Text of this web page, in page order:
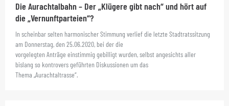
Die Aurachtalbahn – Der „Klügere gibt nach“ und hört auf
die „Vernunftparteien“?
In scheinbar selten harmonischer Stimmung verlief die letzte Stadtratssitzung
am Donnerstag, den 25.06.2020, bei der die
vorgelegten Anträge einstimmig gebilligt wurden, selbst angesichts aller
bislang so kontrovers geführten Diskussionen um das
Thema „Aurachtaltrasse“.